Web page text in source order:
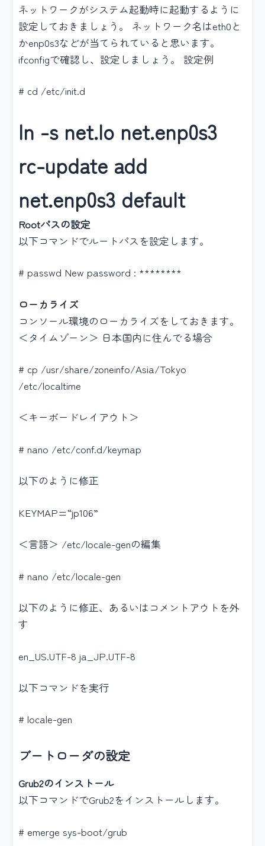
ネットワークがシステム起動時に起動するように
設定しておきましょう。 ネットワーク名はeth0と
かenp0s3などが当てられていると思います。
ifconfigで確認し、設定しましょう。 設定例
# cd /etc/init.d
ln -s net.lo net.enp0s3
rc-update add
net.enp0s3 default
Rootパスの設定
以下コマンドでルートパスを設定します。
# passwd New password : ********
ローカライズ
コンソール環境のローカライズをしておきます。
＜タイムゾーン＞ 日本国内に住んでる場合
# cp /usr/share/zoneinfo/Asia/Tokyo
/etc/localtime
＜キーボードレイアウト＞
# nano /etc/conf.d/keymap
以下のように修正
KEYMAP=“jp106”
＜言語＞ /etc/locale-genの編集
# nano /etc/locale-gen
以下のように修正、あるいはコメントアウトを外
す
en_US.UTF-8 ja_JP.UTF-8
以下コマンドを実行
# locale-gen
ブートローダの設定
Grub2のインストール
以下コマンドでGrub2をインストールします。
# emerge sys-boot/grub